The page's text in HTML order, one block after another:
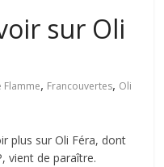
sur Oli
Flamme, Francouvertes, Oli
plus sur Oli Féra, dont
vient de paraître.